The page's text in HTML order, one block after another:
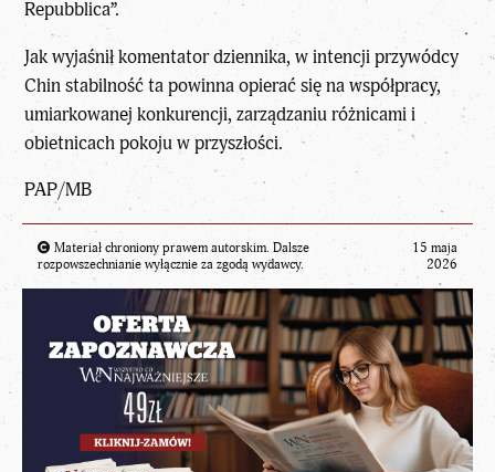
Repubblica”.
Jak wyjaśnił komentator dziennika, w intencji przywódcy
Chin stabilność ta powinna opierać się na współpracy,
umiarkowanej konkurencji, zarządzaniu różnicami i
obietnicach pokoju w przyszłości.
PAP/MB
Materiał chroniony prawem autorskim. Dalsze
rozpowszechnianie wyłącznie za zgodą wydawcy.
15 maja
2026